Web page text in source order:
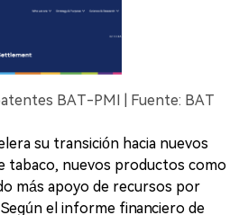
BAT-PMI | Fuente: BAT
su transición hacia nuevos
tabaco, nuevos productos como
más apoyo de recursos por
el informe financiero de